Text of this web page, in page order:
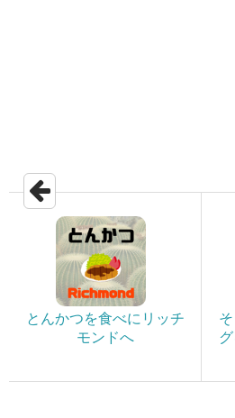
とんかつを食べにリッチ
モンドへ